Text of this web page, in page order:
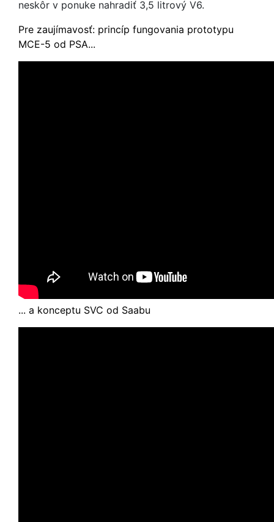
neskôr v ponuke nahradiť 3,5 litrový V6.
Pre zaujímavosť: princíp fungovania prototypu
MCE-5 od PSA...
... a konceptu SVC od Saabu